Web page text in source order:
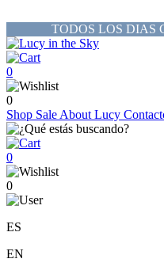
TODOS LOS DIAS
0
0
Shop Sale About Lucy
0
0
ES
EN